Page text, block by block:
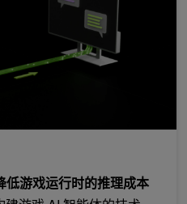
低游戏运行时的推理成本